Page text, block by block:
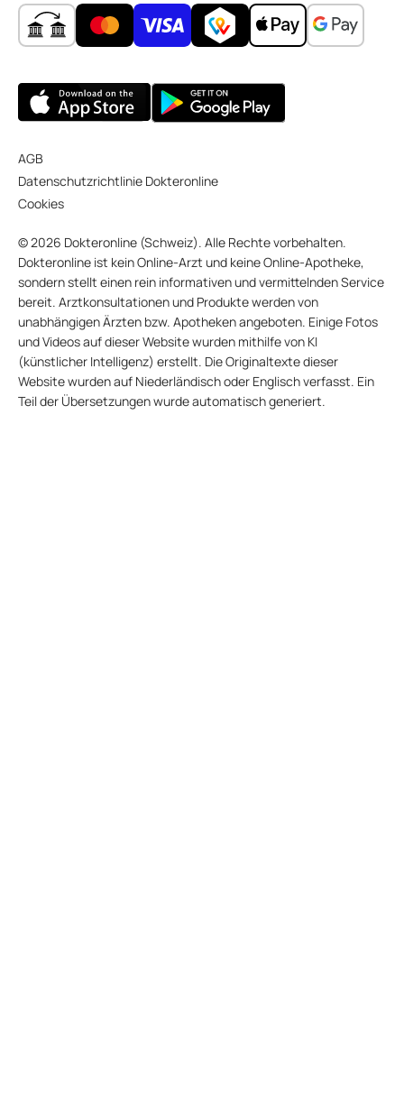
AGB
Datenschutzrichtlinie Dokteronline
Cookies
© 2026 Dokteronline (Schweiz). Alle Rechte vorbehalten.
Dokteronline ist kein Online-Arzt und keine Online-Apotheke,
sondern stellt einen rein informativen und vermittelnden Service
bereit. Arztkonsultationen und Produkte werden von
unabhängigen Ärzten bzw. Apotheken angeboten. Einige Fotos
und Videos auf dieser Website wurden mithilfe von KI
(künstlicher Intelligenz) erstellt. Die Originaltexte dieser
Website wurden auf Niederländisch oder Englisch verfasst. Ein
Teil der Übersetzungen wurde automatisch generiert.